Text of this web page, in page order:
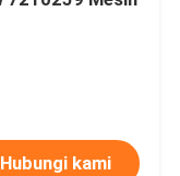
Hubungi kami